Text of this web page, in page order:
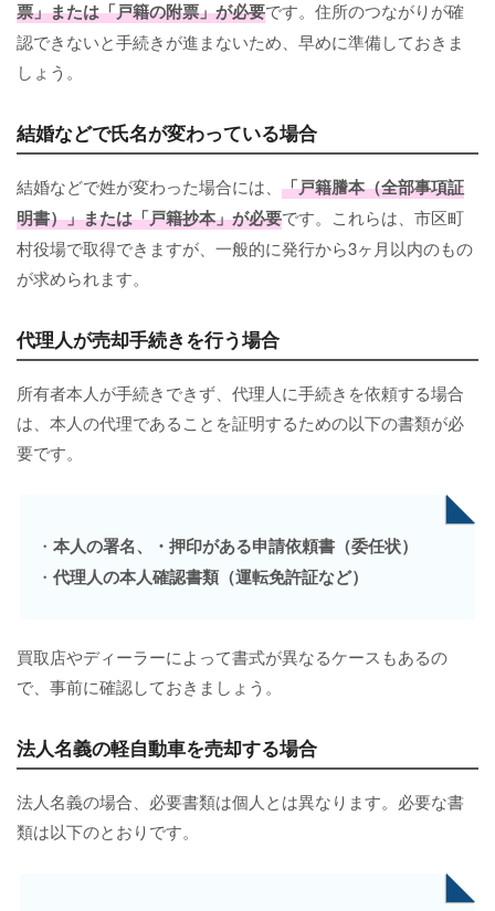
票」または「戸籍の附票」が必要です。住所のつながりが確
認できないと手続きが進まないため、早めに準備しておきま
しょう。
結婚などで氏名が変わっている場合
結婚などで姓が変わった場合には、 「戸籍謄本（全部事項証
明書）」または「戸籍抄本」が必要です。これらは、市区町
村役場で取得できますが、一般的に発行から3ヶ月以内のもの
が求められます。
代理人が売却手続きを行う場合
所有者本人が手続きできず、代理人に手続きを依頼する場合
は、本人の代理であることを証明するための以下の書類が必
要です。
・ 本人の署名、・押印がある申請依頼書（委任状）
・ 代理人の本人確認書類（運転免許証など）
買取店やディーラーによって書式が異なるケースもあるの
で、事前に確認しておきましょう。
法人名義の軽自動車を売却する場合
法人名義の場合、必要書類は個人とは異なります。必要な書
類は以下のとおりです。